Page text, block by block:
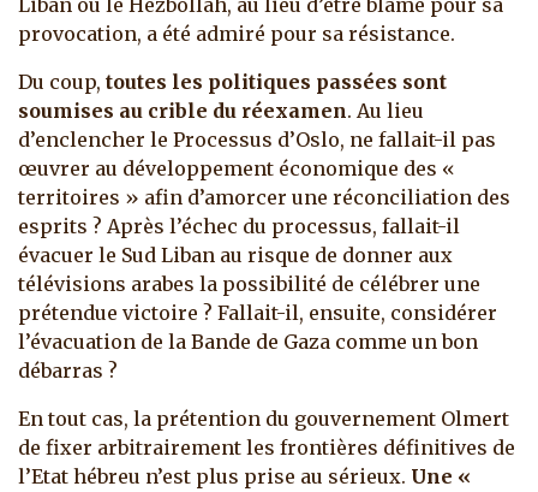
Liban où le Hezbollah, au lieu d’être blâmé pour sa
provocation, a été admiré pour sa résistance.
Du coup, toutes les politiques passées sont
soumises au crible du réexamen. Au lieu
d’enclencher le Processus d’Oslo, ne fallait-il pas
œuvrer au développement économique des «
territoires » afin d’amorcer une réconciliation des
esprits ? Après l’échec du processus, fallait-il
évacuer le Sud Liban au risque de donner aux
télévisions arabes la possibilité de célébrer une
prétendue victoire ? Fallait-il, ensuite, considérer
l’évacuation de la Bande de Gaza comme un bon
débarras ?
En tout cas, la prétention du gouvernement Olmert
de fixer arbitrairement les frontières définitives de
l’Etat hébreu n’est plus prise au sérieux. Une «